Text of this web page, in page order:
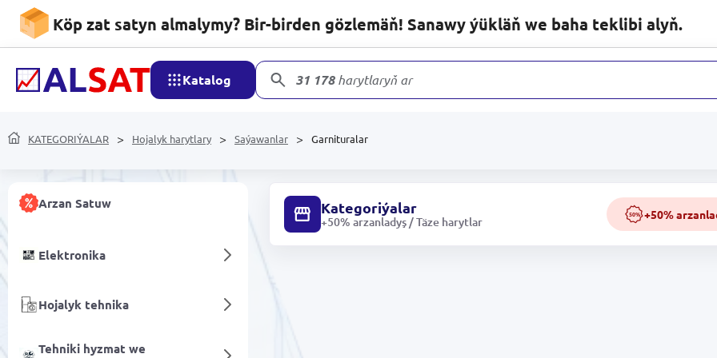
Köp zat satyn almalymy? Bir-birden gözlemäň! Sanawy ýükläň we baha teklibi alyň.
Katalog 31 178harytlaryň arasynda
KATEGORIÝALAR Hojalyk harytlary Saýawanlar Garnituralar
Arzan Satuw
Elektronika
Hojalyk tehnika
Tehniki hyzmat we
Kategoriýalar
+50% arzanladyş / Täze harytlar
50% +50%